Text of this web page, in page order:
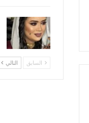
السابق التالي